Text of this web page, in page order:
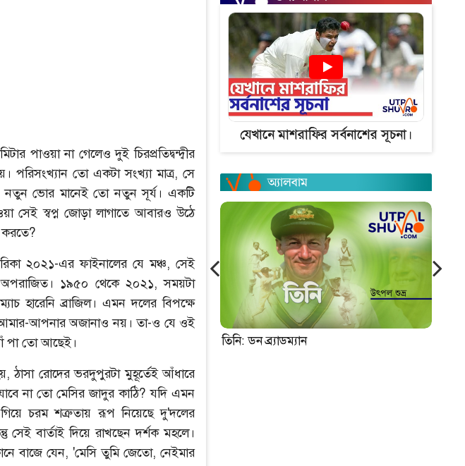
পাওয়া না গেলেও দুই চিরপ্রতিদ্বন্দ্বীর
পরিসংখ্যান তো একটা সংখ্যা মাত্র, সে
নতুন ভোর মানেই তো নতুন সূর্য। একটি
সেই স্বপ্ন জোড়া লাগাতে আবারও উঠে
করতে?
২০২১-এর ফাইনালের যে মঞ্চ, সেই
অপরাজিত। ১৯৫০ থেকে ২০২১, সময়টা
হারেনি ব্রাজিল। এমন দলের বিপক্ষে
আমার-আপনার অজানাও নয়। তা-ও যে ওই
পা তো আছেই।
ঠাসা রোদের ভরদুপুরটা মুহূর্তেই আঁধারে
না তো মেসির জাদুর কাঠি? যদি এমন
চরম শত্রুতায় রূপ নিয়েছে দু'দলের
সেই বার্তাই দিয়ে রাখছেন দর্শক মহলে।
বাজে যেন, 'মেসি তুমি জেতো, নেইমার
যেখানে মাশরাফির সর্বনাশের সূচনা।
কাছে খোলা চিঠি তিনি: ডন ব্র্যাডম্যান